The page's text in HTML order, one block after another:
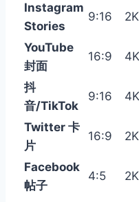
Instagram
Stories
9:16 2K
YouTube
封面
16:9 4K
抖
音/TikTok
9:16 4K
Twitter 卡
片
16:9 2K
Facebook
帖子
4:5 2K